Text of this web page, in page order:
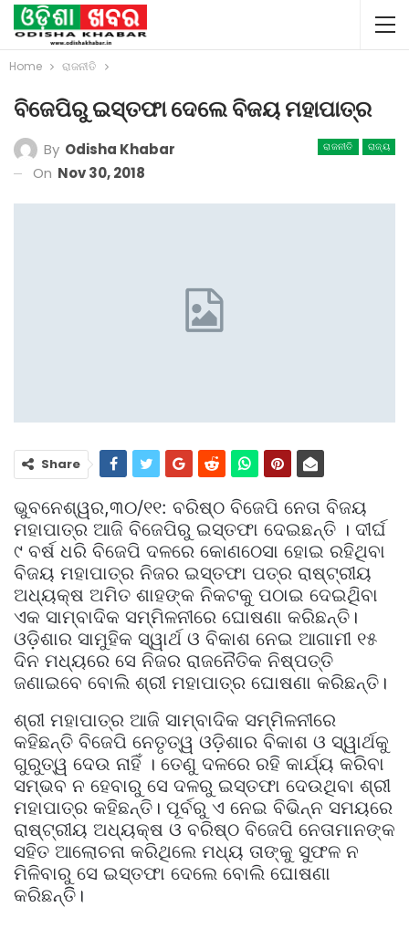
Home ରାଜନୀତି
ବିଜେପିରୁ ଇସ୍ତଫା ଦେଲେ ବିଜୟ ମହାପାତ୍ର
ରାଜନୀତି ରାଜ୍ୟ
By Odisha Khabar
On Nov 30, 2018
Share
ଭୁବନେଶ୍ୱର,୩୦/୧୧: ବରିଷ୍ଠ ବିଜେପି ନେତା ବିଜୟ
ମହାପାତ୍ର ଆଜି ବିଜେପିରୁ ଇସ୍ତଫା ଦେଇଛନ୍ତି । ଦୀର୍ଘ
୯ ବର୍ଷ ଧରି ବିଜେପି ଦଳରେ କୋଣଠେସା ହୋଇ ରହିଥିବା
ବିଜୟ ମହାପାତ୍ର ନିଜର ଇସ୍ତଫା ପତ୍ର ରାଷ୍ଟ୍ରୀୟ
ଅଧ୍ୟକ୍ଷ ଅମିତ ଶାହଙ୍କ ନିକଟକୁ ପଠାଇ ଦେଇଥିିବା
ଏକ ସାମ୍ବାଦିକ ସମ୍ମିଳନୀରେ ଘୋଷଣା କରିଛନ୍ତି।
ଓଡ଼ିଶାର ସାମୁହିକ ସ୍ୱାର୍ଥ ଓ ବିକାଶ ନେଇ ଆଗାମୀ ୧୫
ଦିନ ମଧ୍ୟରେ ସେ ନିଜର ରାଜନୈତିକ ନିଷ୍ପତ୍ତି
ଜଣାଇବେ ବୋଲି ଶ୍ରୀ ମହାପାତ୍ର ଘୋଷଣା କରିଛନ୍ତି।
ଶ୍ରୀ ମହାପାତ୍ର ଆଜି ସାମ୍ବାଦିକ ସମ୍ମିଳନୀରେ
କହିଛନ୍ତି ବିଜେପି ନେତୃତ୍ୱ ଓଡ଼ିଶାର ବିକାଶ ଓ ସ୍ୱାର୍ଥକୁ
ଗୁରୁତ୍ୱ ଦେଉ ନାହିଁ । ତେଣୁ ଦଳରେ ରହି କାର୍ଯ୍ୟ କରିବା
ସମ୍ଭବ ନ ହେବାରୁ ସେ ଦଳରୁ ଇସ୍ତଫା ଦେଉଥିବା ଶ୍ରୀ
ମହାପାତ୍ର କହିଛନ୍ତି। ପୂର୍ବରୁ ଏ ନେଇ ବିଭିନ୍ନ ସମୟରେ
ରାଷ୍ଟ୍ରୀୟ ଅଧ୍ୟକ୍ଷ ଓ ବରିଷ୍ଠ ବିଜେପି ନେତାମାନଙ୍କ
ସହିତ ଆଲୋଚନା କରିଥିଲେ ମଧ୍ୟ ତାଙ୍କୁ ସୁଫଳ ନ
ମିଳିବାରୁ ସେ ଇସ୍ତଫା ଦେଲେ ବୋଲି ଘୋଷଣା
କରିଛନ୍ତିି।